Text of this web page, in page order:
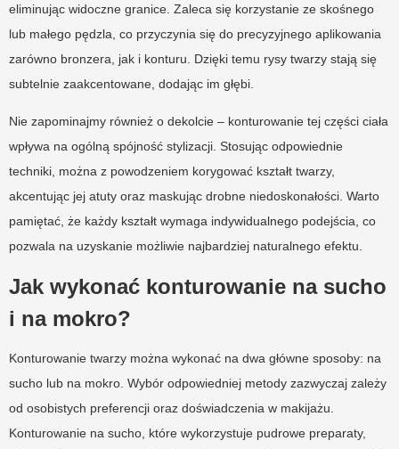
eliminując widoczne granice. Zaleca się korzystanie ze skośnego
lub małego pędzla, co przyczynia się do precyzyjnego aplikowania
zarówno bronzera, jak i konturu. Dzięki temu rysy twarzy stają się
subtelnie zaakcentowane, dodając im głębi.
Nie zapominajmy również o dekolcie – konturowanie tej części ciała
wpływa na ogólną spójność stylizacji. Stosując odpowiednie
techniki, można z powodzeniem korygować kształt twarzy,
akcentując jej atuty oraz maskując drobne niedoskonałości. Warto
pamiętać, że każdy kształt wymaga indywidualnego podejścia, co
pozwala na uzyskanie możliwie najbardziej naturalnego efektu.
Jak wykonać konturowanie na sucho
i na mokro?
Konturowanie twarzy można wykonać na dwa główne sposoby: na
sucho lub na mokro. Wybór odpowiedniej metody zazwyczaj zależy
od osobistych preferencji oraz doświadczenia w makijażu.
Konturowanie na sucho, które wykorzystuje pudrowe preparaty,